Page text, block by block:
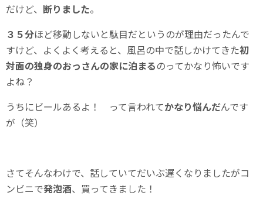
だけど、 断りました。
３５分ほど移動しないと駄目だというのが理由だったんで
すけど、よくよく考えると、風呂の中で話しかけてきた初
対面の独身のおっさんの家に泊まるのってかなり怖いです
よね？
うちにビールあるよ！ って言われてかなり悩んだんです
が（笑）
さてそんなわけで、話していてだいぶ遅くなりましたがコ
ンビニで発泡酒、買ってきました！